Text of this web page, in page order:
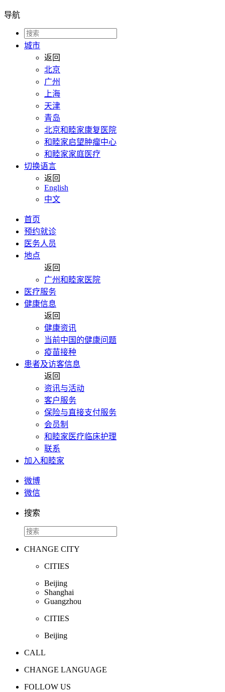
导航
城市
返回
北京
广州
上海
天津
青岛
北京和睦家康复医院
和睦家启望肿瘤中心
和睦家家庭医疗
切换语言
返回
English
中文
首页
预约就诊
医务人员
地点
返回
广州和睦家医院
医疗服务
健康信息
返回
健康资讯
当前中国的健康问题
疫苗接种
患者及访客信息
返回
资讯与活动
客户服务
保险与直接支付服务
会员制
和睦家医疗临床护理
联系
加入和睦家
微博
微信
搜索
CHANGE CITY
CITIES
Beijing
Shanghai
Guangzhou
CITIES
Beijing
CALL
CHANGE LANGUAGE
FOLLOW US